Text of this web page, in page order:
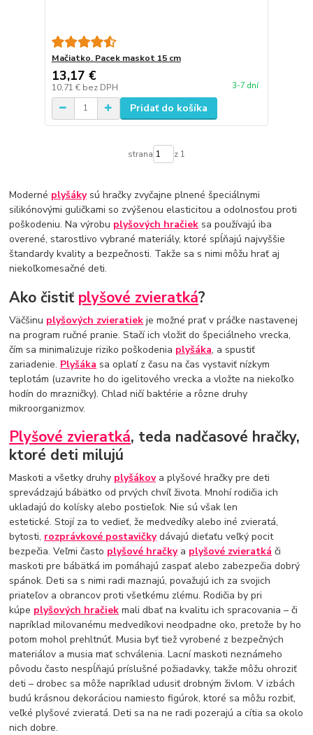
Mačiatko. Pacek maskot 15 cm
13,17 €
10,71 € bez DPH 3-7 dní
Pridať do košíka
strana z 1
Moderné plyšákysú hračky zvyčajne plnené špeciálnymi
silikónovými guličkami so zvýšenou elasticitou a odolnosťou proti
poškodeniu. Na výrobu plyšových hračiek sa používajú iba
overené, starostlivo vybrané materiály, ktoré spĺňajú najvyššie
štandardy kvality a bezpečnosti. Takže sa s nimi môžu hrať aj
niekoľkomesačné deti.
Ako čistiť plyšové zvieratká?
Väčšinu plyšových zvieratiek je možné prať v práčke nastavenej
na program ručné pranie. Stačí ich vložiť do špeciálneho vrecka,
čím sa minimalizuje riziko poškodenia plyšáka, a spustiť
zariadenie. Plyšáka sa oplatí z času na čas vystaviť nízkym
teplotám (uzavrite ho do igelitového vrecka a vložte na niekoľko
hodín do mrazničky). Chlad ničí baktérie a rôzne druhy
mikroorganizmov.
Plyšové zvieratká, teda nadčasové hračky,
ktoré deti milujú
Maskoti a všetky druhy plyšákova plyšové hračky pre deti
sprevádzajú bábätko od prvých chvíľ života. Mnohí rodičia ich
ukladajú do kolísky alebo postieľok. Nie sú však len
estetické. Stojí za to vedieť, že medvedíky alebo iné zvieratá,
bytosti, rozprávkové postavičkydávajú dieťaťu veľký pocit
bezpečia. Veľmi často plyšové hračkya plyšové zvieratká či
maskoti pre bábätká im pomáhajú zaspať alebo zabezpečia dobrý
spánok. Deti sa s nimi radi maznajú, považujú ich za svojich
priateľov a obrancov proti všetkému zlému. Rodičia by pri
kúpe plyšových hračiek mali dbať na kvalitu ich spracovania – či
napríklad milovanému medvedíkovi neodpadne oko, pretože by ho
potom mohol prehltnúť. Musia byť tiež vyrobené z bezpečných
materiálov a musia mať schválenia. Lacní maskoti neznámeho
pôvodu často nespĺňajú príslušné požiadavky, takže môžu ohroziť
deti – drobec sa môže napríklad udusiť drobným živlom. V izbách
budú krásnou dekoráciou namiesto figúrok, ktoré sa môžu rozbiť,
veľké plyšové zvieratá. Deti sa na ne radi pozerajú a cítia sa okolo
nich dobre.